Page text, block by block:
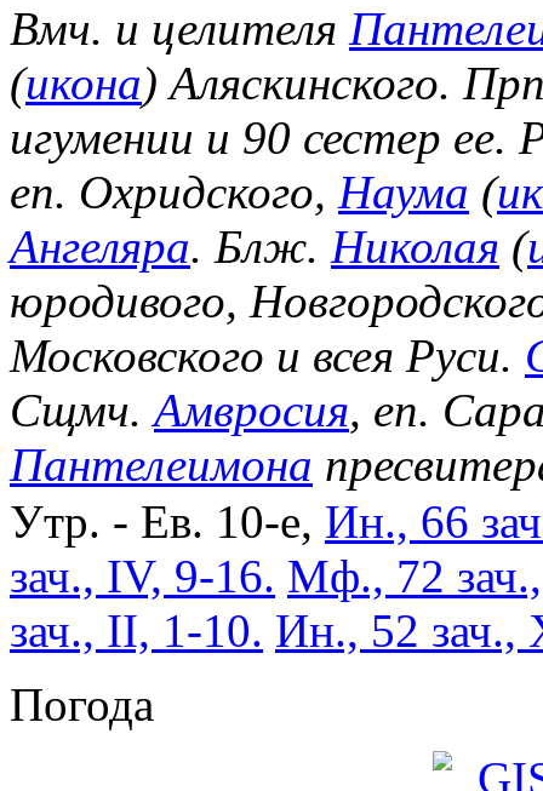
Вмч. и целителя
(икона) Аляскинского.
игумении и 90 сестер ее.
еп. Охридского, Наума (
Ангеляра. Блж. Николая (
юродивого,
Московского и всея Руси.
Сщмч.Амвросия, еп.
Пантелеимона
Утр. - Ев. 10-е, Ин., 66
зач., IV, 9-16. Мф., 72
зач., II, 1-10. Ин., 52 зач.,
Погода